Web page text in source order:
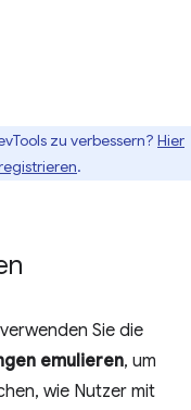
zu verbessern? Hier
.
Sie die
emulieren, um
wie Nutzer mit